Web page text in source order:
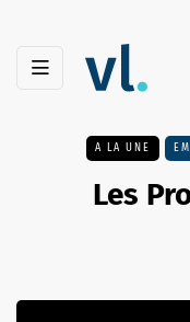
A LA UNE
Les